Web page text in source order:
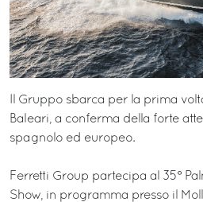
Il Gruppo sbarca per la prima
Baleari, a conferma della forte
spagnolo ed europeo.
Ferretti Group partecipa al 35°
Show, in programma presso il